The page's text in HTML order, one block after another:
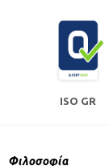
ISO GR
Φιλοσοφία